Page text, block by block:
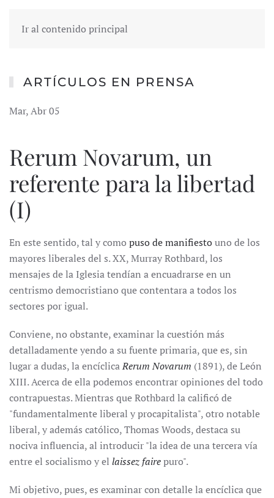
Ir al contenido principal
ARTÍCULOS EN PRENSA
Mar, Abr 05
Rerum Novarum, un
referente para la libertad
(I)
En este sentido, tal y como puso de manifiestouno de los
mayores liberales del s. XX, Murray Rothbard, los
mensajes de la Iglesia tendían a encuadrarse en un
centrismo democristiano que contentara a todos los
sectores por igual.
Conviene, no obstante, examinar la cuestión más
detalladamente yendo a su fuente primaria, que es, sin
lugar a dudas, la encíclicaRerum Novarum (1891), de León
XIII. Acerca de ella podemos encontrar opiniones del todo
contrapuestas. Mientras que Rothbard la calificó de
"fundamentalmente liberal y procapitalista", otro notable
liberal, y además católico, Thomas Woods, destaca su
nociva influencia, al introducir "la idea de una tercera vía
entre el socialismo y el laissez fairepuro".
Mi objetivo, pues, es examinar con detalle la encíclica que